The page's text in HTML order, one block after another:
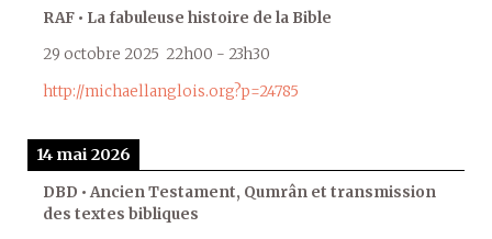
RAF • La fabuleuse histoire de la Bible
29 octobre 2025 22h00 - 23h30
http://michaellanglois.org?p=24785
14 mai 2026
DBD • Ancien Testament, Qumrân et transmission
des textes bibliques